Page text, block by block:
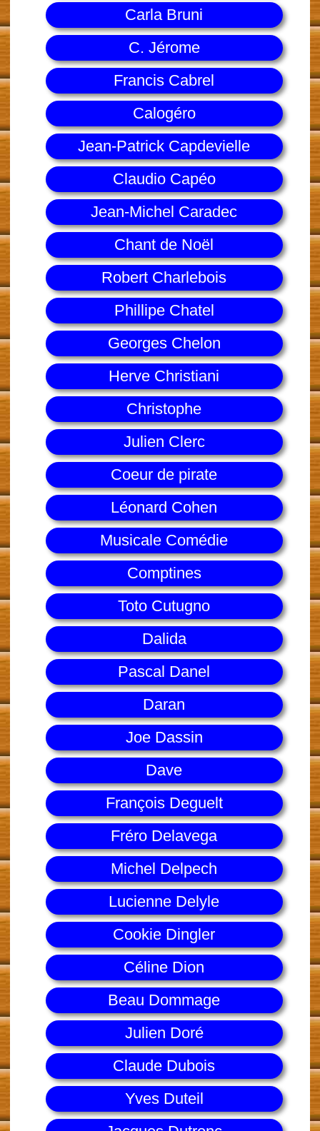
Carla Bruni
C. Jérome
Francis Cabrel
Calogéro
Jean-Patrick Capdevielle
Claudio Capéo
Jean-Michel Caradec
Chant de Noël
Robert Charlebois
Phillipe Chatel
Georges Chelon
Herve Christiani
Christophe
Julien Clerc
Coeur de pirate
Léonard Cohen
Musicale Comédie
Comptines
Toto Cutugno
Dalida
Pascal Danel
Daran
Joe Dassin
Dave
François Deguelt
Fréro Delavega
Michel Delpech
Lucienne Delyle
Cookie Dingler
Céline Dion
Beau Dommage
Julien Doré
Claude Dubois
Yves Duteil